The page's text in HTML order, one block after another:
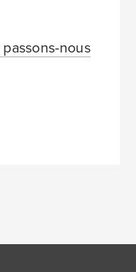
nous